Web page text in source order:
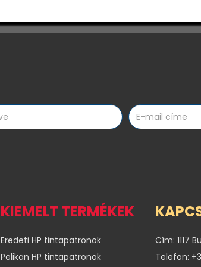
KIEMELT TERMÉKEK
Eredeti HP tintapatronok
Pelikan HP tintapatronok
Cím: 1117
Telefon: